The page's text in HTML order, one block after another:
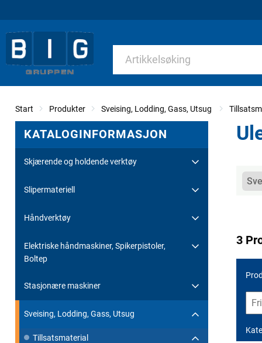
Start Produkter Sveising, Lodding, Gass, Utsug
KATALOGINFORMASJON
Skjærende og holdende verktøy
Slipermateriell
Håndverktøy
Elektriske håndmaskiner, Spikerpistoler,
Boltep
Stasjonære maskiner
Sveising, Lodding, Gass, Utsug
Tillsatsmaterial
3